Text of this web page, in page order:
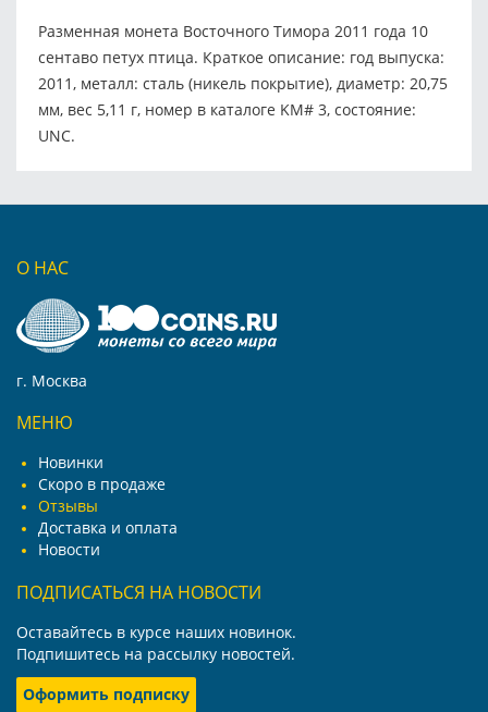
Разменная монета Восточного Тимора 2011 года 10
сентаво петух птица. Краткое описание: год выпуска:
2011, металл: сталь (никель покрытие), диаметр: 20,75
мм, вес 5,11 г, номер в каталоге KM# 3, состояние:
UNC.
О НАС
г. Москва
МЕНЮ
Новинки
Скоро в продаже
Отзывы
Доставка и оплата
Новости
ПОДПИСАТЬСЯ НА НОВОСТИ
Оставайтесь в курсе наших новинок.
Подпишитесь на рассылку новостей.
Оформить подписку